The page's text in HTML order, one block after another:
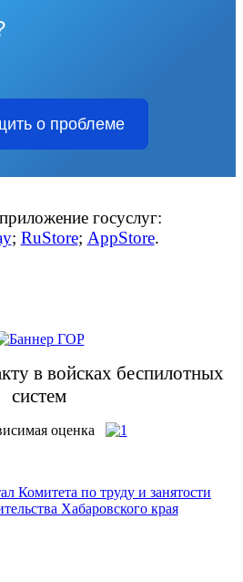
о проблеме
госуслуг:
; RuStore; AppStore.
в войсках беспилотных
систем
Комитета по труду и занятости
Хабаровского края